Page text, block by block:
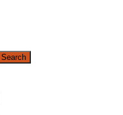
Search